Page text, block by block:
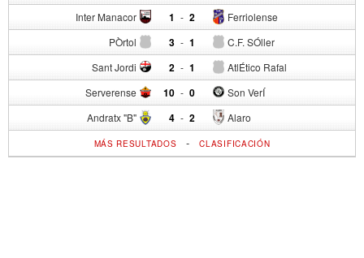
Inter Manacor 1 - Ferriolense
2
PÒrtol 3 - C.F. SÓller
1
Sant Jordi 2 - AtlÉtico Rafal
1
Serverense 10 - Son VerÍ
0
Andratx "B" 4 - Alaro
2
MÁS RESULTADOS -CLASIFICACIÓN